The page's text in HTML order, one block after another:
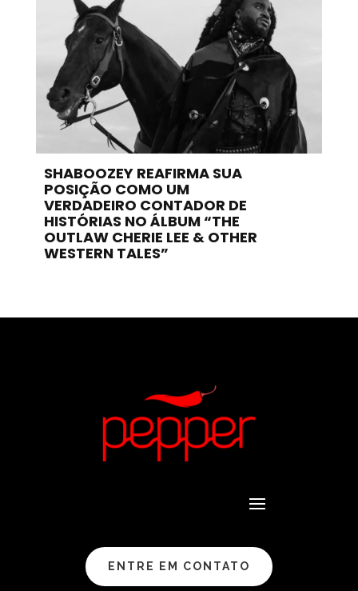
SHABOOZEY REAFIRMA SUA
POSIÇÃO COMO UM
VERDADEIRO CONTADOR DE
HISTÓRIAS NO ÁLBUM “THE
OUTLAW CHERIE LEE & OTHER
WESTERN TALES”
ENTRE EM CONTATO